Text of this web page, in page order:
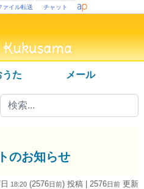
ァイル転送 チャット
うた メール
のお知らせ
18:20 (2576日前) 投稿 | 2576日前 更新